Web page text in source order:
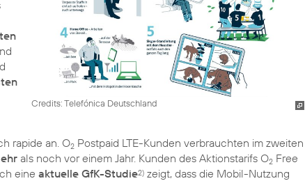
Credits: Telefónica Deutschland
rapide an. O2 Postpaid LTE-Kunden verbrauchten im zweiten
als noch vor einem Jahr. Kunden des Aktionstarifs O2 Free
eine aktuelle GfK-Studie2) zeigt, dass die Mobil-Nutzung